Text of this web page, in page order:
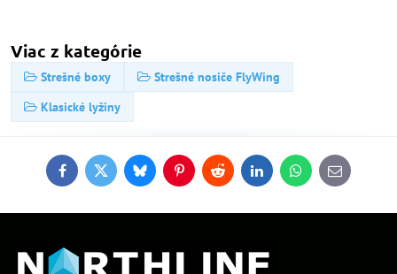
Viac z kategórie
Strešné boxy
Strešné nosiče FlyWing
Klasické lyžiny
FacebookTwitterBlueskyPinterestReddit LinkedInWhatsApp
E-
mail